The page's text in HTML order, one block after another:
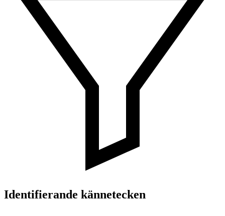
Identifierande kännetecken